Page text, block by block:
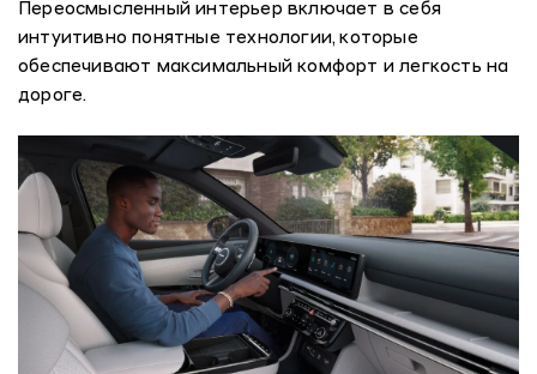
Переосмысленный интерьер включает в себя
интуитивно понятные технологии, которые
обеспечивают максимальный комфорт и легкость на
дороге.